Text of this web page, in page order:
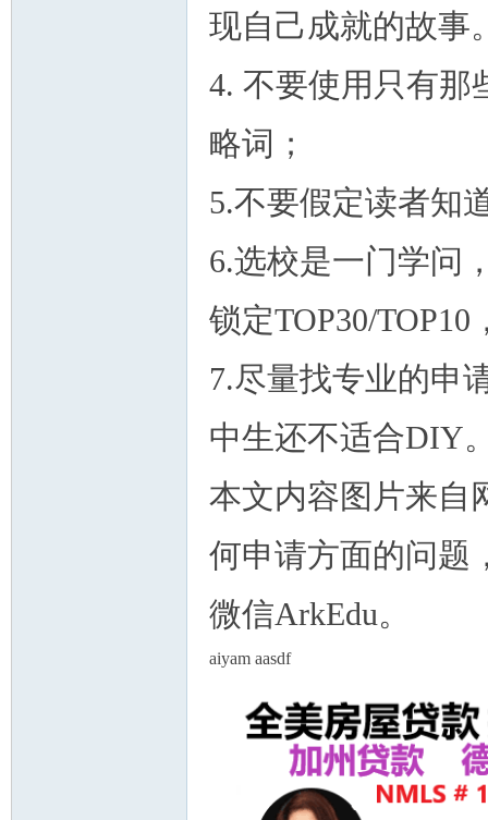
现自己成就的故事
4. 不要使用只有那
略词；
5.不要假定读者知
6.选校是一门学问
锁定TOP30/
7.尽量找专业的申
中生还不适合DIY
本文内容图片来自
何申请方面的问题
微信ArkEdu。
aiyam aasdf